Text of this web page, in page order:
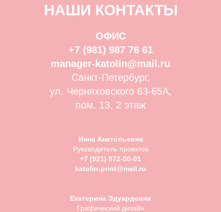
НАШИ КОНТАКТЫ
ОФИС
+7 (981) 987 76 61
manager-katolin@mail.ru
Санкт-Петербург,
ул. Черняховского 63-65А,
пом. 13, 2 этаж
Инна Анатольевна
Руководитель проектов
+7 (921) 872-00-01
katolin-print@mail.ru
Екатерина Эдуардовна
Графический дизайн